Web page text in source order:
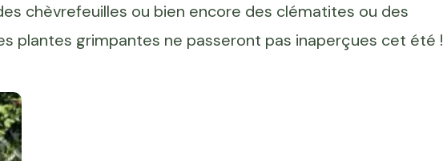
chèvrefeuilles ou bien encore des clématites ou des
plantes grimpantes ne passeront pas inaperçues cet été !